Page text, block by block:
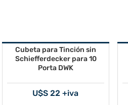
Cubeta para Tinción sin
Schiefferdecker para 10
Porta DWK
U$S 22 +iva